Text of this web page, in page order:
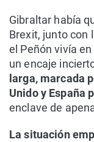
Gibraltar había
Brexit, junto con
el Peñón vivía
un encaje
larga, marcada
Unido y España
enclave de
La situación